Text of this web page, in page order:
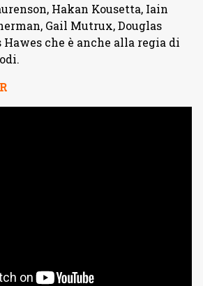
Hakan Kousetta, Iain
Gail Mutrux, Douglas
che è anche alla regia di